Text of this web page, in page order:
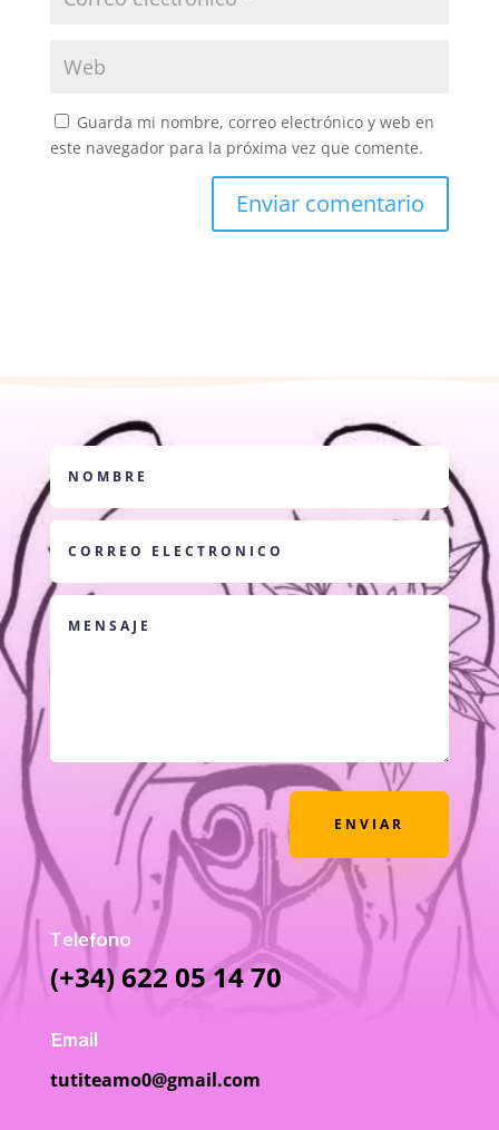
Guarda mi nombre, correo electrónico y web en
este navegador para la próxima vez que comente.
ENVIAR
Telefono
(+34) 622 05 14 70
Email
tutiteamo0@gmail.com